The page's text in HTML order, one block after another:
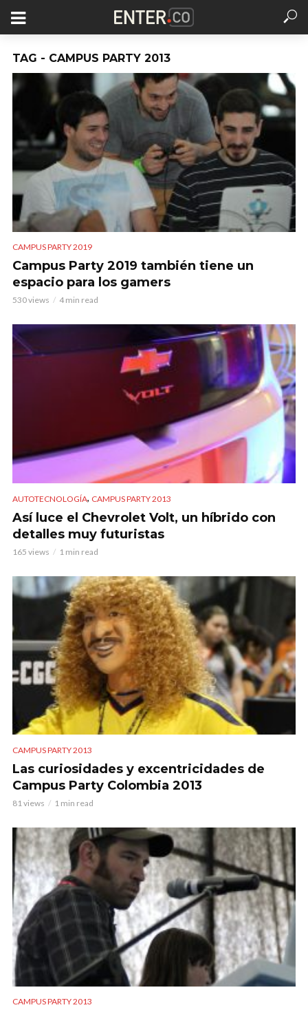
TAG - CAMPUS PARTY 2013
CAMPUS PARTY 2019
Campus Party 2019 también tiene un
espacio para los gamers
530 views 4 min read
AUTOTECNOLOGÍA, CAMPUS PARTY 2013
Así luce el Chevrolet Volt, un híbrido con
detalles muy futuristas
165 views 1 min read
CAMPUS PARTY 2013
Las curiosidades y excentricidades de
Campus Party Colombia 2013
81 views 1 min read
CAMPUS PARTY 2013